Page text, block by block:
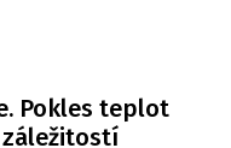
Pokles teplot